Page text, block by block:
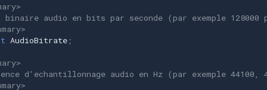
audio en bits par seconde (par exemple 128000
AudioBitrate ;
d'echantillonnage audio en Hz (par exemple 44100,